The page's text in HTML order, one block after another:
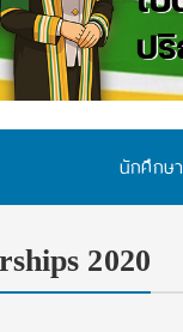
นักศึกษา
2020